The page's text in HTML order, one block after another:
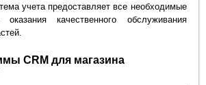
учета предоставляет все необходимые
качественного обслуживания
CRM для магазина